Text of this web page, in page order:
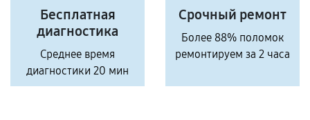
Бесплатная
диагностика
Среднее время
диагностики 20 мин
Срочный ремонт
Более 88% поломок
ремонтируем за 2 часа